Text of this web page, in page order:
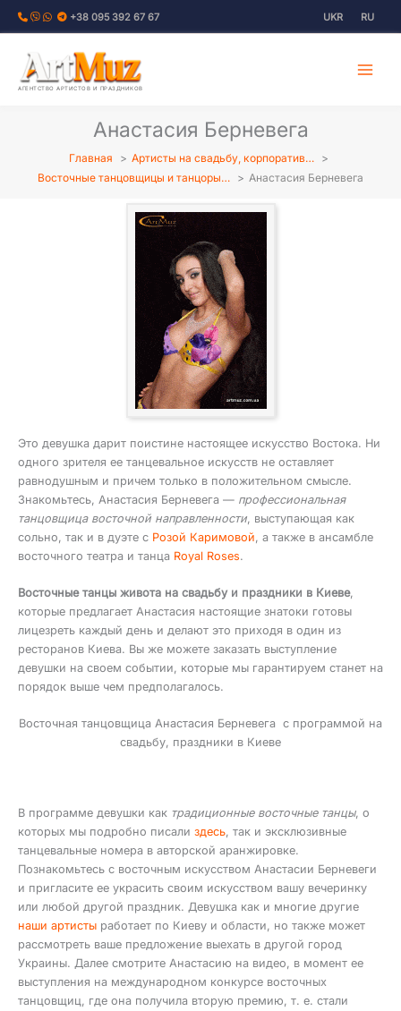
Перейти
+38 095 392 67 67 UKR RU
АГЕНТСТВО АРТИСТОВ И ПРАЗДНИКОВ
Анастасия Берневега
Главная
Артисты на свадьбу, корпоратив…
Восточные танцовщицы и танцоры…
Анастасия Берневега
Это девушка дарит поистине настоящее искусство Востока. Ни
одного зрителя ее танцевальное искусств не оставляет
равнодушным и причем только в положительном смысле.
Знакомьтесь, Анастасия Берневега — профессиональная
танцовщица восточной направленности, выступающая как
сольно, так и в дуэте с Розой Каримовой, а также в ансамбле
восточного театра и танца Royal Roses.
Восточные танцы живота на свадьбу и праздники в Киеве,
которые предлагает Анастасия настоящие знатоки готовы
лицезреть каждый день и делают это приходя в один из
ресторанов Киева. Вы же можете заказать выступление
девушки на своем событии, которые мы гарантируем станет на
порядок выше чем предполагалось.
Восточная танцовщица Анастасия Берневега с программой на
свадьбу, праздники в Киеве
В программе девушки как традиционные восточные танцы, о
которых мы подробно писали здесь, так и эксклюзивные
танцевальные номера в авторской аранжировке.
Познакомьтесь с восточным искусством Анастасии Берневеги
и пригласите ее украсить своим искусством вашу вечеринку
или любой другой праздник. Девушка как и многие другие
наши артисты работает по Киеву и области, но также может
рассмотреть ваше предложение выехать в другой город
Украины. Далее смотрите Анастасию на видео, в момент ее
выступления на международном конкурсе восточных
танцовщиц, где она получила вторую премию, т. е. стали